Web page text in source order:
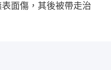
面傷，其後被帶走治